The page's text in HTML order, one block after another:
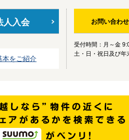
人入会
本をご紹介
お問い合わ
受付時間：月～金
土・日・祝日及び年